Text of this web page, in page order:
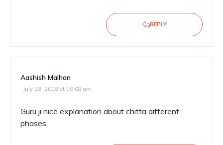
REPLY
Aashish Malhan
July 28, 2018 at 10:08 am
Guru ji nice explanation about chitta different
phases.